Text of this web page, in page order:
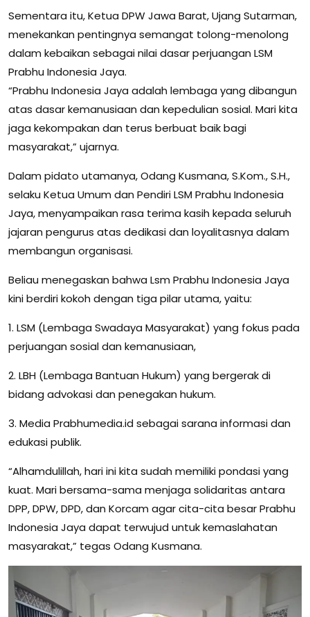
Sementara itu, Ketua DPW Jawa Barat, Ujang Sutarman,
menekankan pentingnya semangat tolong-menolong
dalam kebaikan sebagai nilai dasar perjuangan LSM
Prabhu Indonesia Jaya.
“Prabhu Indonesia Jaya adalah lembaga yang dibangun
atas dasar kemanusiaan dan kepedulian sosial. Mari kita
jaga kekompakan dan terus berbuat baik bagi
masyarakat,” ujarnya.
Dalam pidato utamanya, Odang Kusmana, S.Kom., S.H.,
selaku Ketua Umum dan Pendiri LSM Prabhu Indonesia
Jaya, menyampaikan rasa terima kasih kepada seluruh
jajaran pengurus atas dedikasi dan loyalitasnya dalam
membangun organisasi.
Beliau menegaskan bahwa Lsm Prabhu Indonesia Jaya
kini berdiri kokoh dengan tiga pilar utama, yaitu:
1. LSM (Lembaga Swadaya Masyarakat) yang fokus pada
perjuangan sosial dan kemanusiaan,
2. LBH (Lembaga Bantuan Hukum) yang bergerak di
bidang advokasi dan penegakan hukum.
3. Media Prabhumedia.id sebagai sarana informasi dan
edukasi publik.
“Alhamdulillah, hari ini kita sudah memiliki pondasi yang
kuat. Mari bersama-sama menjaga solidaritas antara
DPP, DPW, DPD, dan Korcam agar cita-cita besar Prabhu
Indonesia Jaya dapat terwujud untuk kemaslahatan
masyarakat,” tegas Odang Kusmana.